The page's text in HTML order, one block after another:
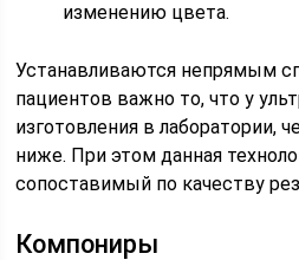
изменению цвета.
Устанавливаются непрямым
пациентов важно то, что у
изготовления в лаборатории,
ниже. При этом данная
сопоставимый по качеству
Компониры